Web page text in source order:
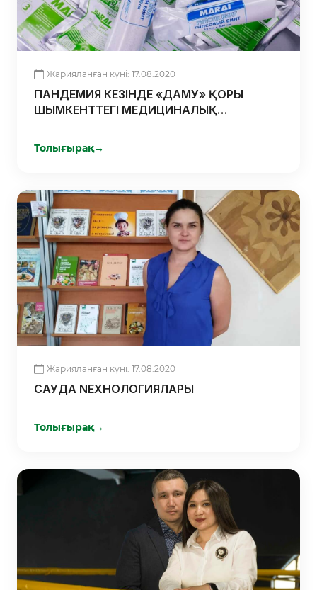
Жарияланған күні: 17.08.2020
ПАНДЕМИЯ КЕЗІНДЕ «ДАМУ» ҚОРЫ
ШЫМКЕНТТЕГІ МЕДИЦИНАЛЫҚ
ҚОЛДАУ КӨРСЕТТІ
Толығырақ→
Жарияланған күні: 17.08.2020
САУДА NЕХНОЛОГИЯЛАРЫ
Толығырақ→